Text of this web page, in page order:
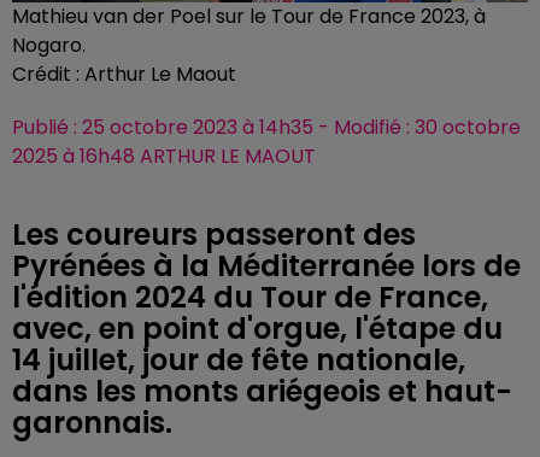
Mathieu van der Poel sur le Tour de France 2023, à
Nogaro.
Crédit : Arthur Le Maout
Publié : 25 octobre 2023 à 14h35 - Modifié : 30 octobre
2025 à 16h48 ARTHUR LE MAOUT
Les coureurs passeront des
Pyrénées à la Méditerranée lors de
l'édition 2024 du Tour de France,
avec, en point d'orgue, l'étape du
14 juillet, jour de fête nationale,
dans les monts ariégeois et haut-
garonnais.